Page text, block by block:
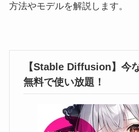
方法やモデルを解説します。
【Stable Diffusion】今
無料で使い放題！